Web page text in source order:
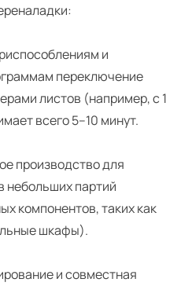
и
переключение
листов (например, с 1
всего 5–10 минут.
производство для
небольших партий
компонентов, таких как
шкафы).
и совместная